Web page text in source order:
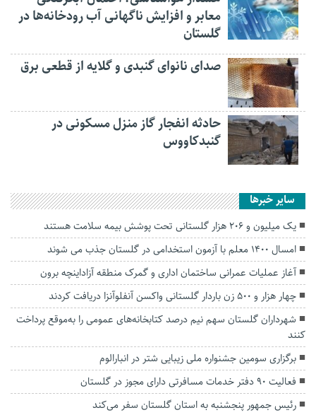
معابر و افزایش ناگهانی آب رودخانه‌ها در
گلستان
صدای نانوای گنبدی و گلایه از قطعی برق
حادثه انفجار گاز منزل مسکونی در
گنبدکاووس
سایر خبرها
یک میلیون و ۲۰۶ هزار گلستانی تحت پوشش بیمه سلامت هستند
امسال ۱۴۰۰ معلم با آزمون استخدامی در گلستان جذب می شوند
آغاز عملیات عمرانی ساختمان اداری و گمرک منطقه آزاداینچه برون
چهار هزار و ۵۰۰ زن باردار گلستانی واکسن آنفلوآنزا دریافت کردند
شهرداران گلستان سهم نیم درصد کتابخانه‌های عمومی را به‌موقع پرداخت
کنند
برگزاری سومین جشنواره ملی زیبایی شتر در انبارالوم
فعالیت ۹۰ دفتر خدمات مسافرتی دارای مجوز در گلستان
رئیس جمهور پنجشنبه به استان گلستان سفر می‌کند